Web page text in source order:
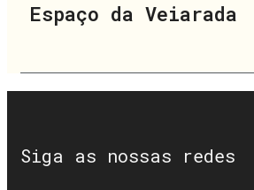
Espaço da Veiarada
Siga as nossas redes